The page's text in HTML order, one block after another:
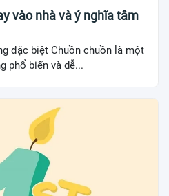
vào nhà và ý nghĩa tâm
đặc biệt Chuồn chuồn là một
phổ biến và dễ...